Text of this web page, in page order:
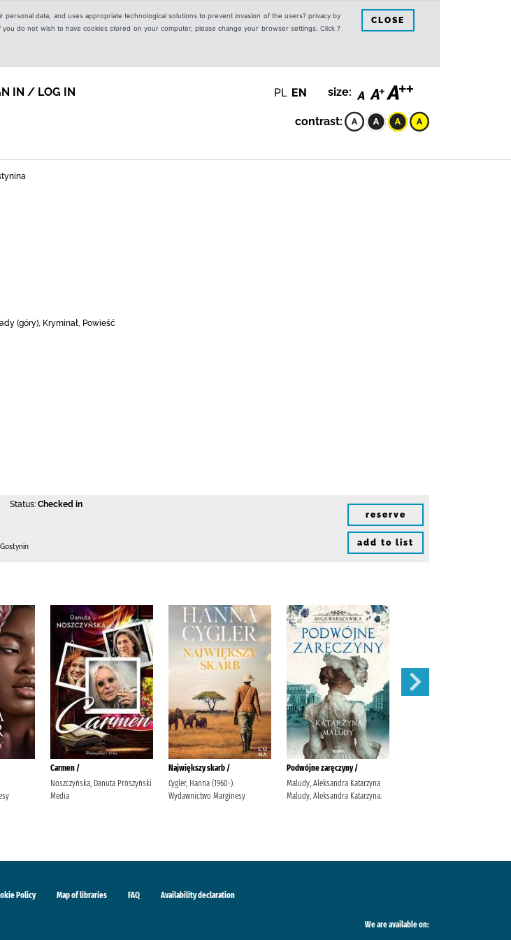
data, and uses appropriate technological solutions to prevent invasion of the users? privacy by
do not wish to have cookies stored on your computer, please change your browser settings. Click ?
CLOSE
IN / LOG IN PL EN size:
contrast:
(góry), Kryminał, Powieść
Status: Checked in
reserve
add to list
Carmen /
Noszczyńska, Danuta Prószyński
Media
Największy skarb /
Cygler, Hanna (1960-).
Wydawnictwo Marginesy
Podwójne zaręczyny /
Maludy, Aleksandra Katarzyna
Maludy, Aleksandra Katarzyna.
Policy Map of libraries FAQ Availability declaration
We are available on: